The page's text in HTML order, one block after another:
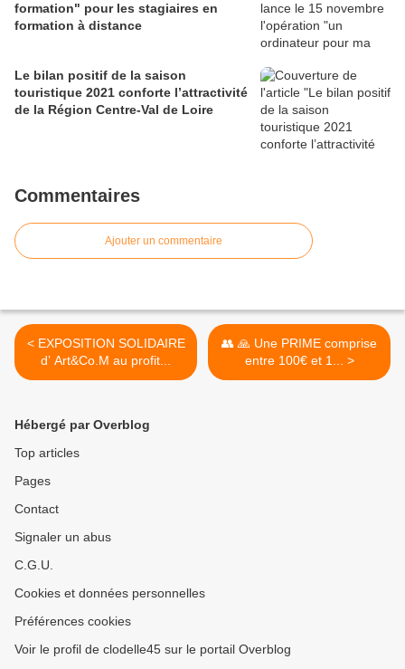
formation" pour les stagiaires en
formation à distance
Le bilan positif de la saison
touristique 2021 conforte l’attractivité
de la Région Centre-Val de Loire
Commentaires
Ajouter un commentaire
< EXPOSITION SOLIDAIRE
d’ Art&Co.M au profit...
👥 🙏 Une PRIME comprise
entre 100€ et 1... >
Hébergé par Overblog
Top articles
Pages
Contact
Signaler un abus
C.G.U.
Cookies et données personnelles
Préférences cookies
Voir le profil de clodelle45 sur le portail Overblog